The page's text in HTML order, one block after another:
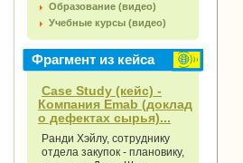
Образование (видео)
Учебные курсы (видео)
Фрагмент из кейса
Case Study (кейс) -
Компания Emab (доклад
о дефектах сырья)...
Ранди Хэйлу, сотруднику
отдела закупок - плановику,